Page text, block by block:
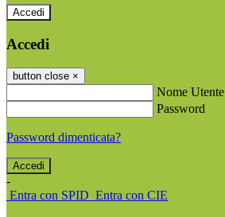
Accedi
Accedi
button close ×
Nome Utente
Password
Password dimenticata?
-
Entra con SPID Entra con CIE